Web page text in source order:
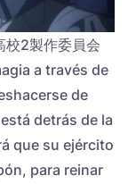
2製作委員会
a través de
de
detrás de la
que su ejército
para reinar